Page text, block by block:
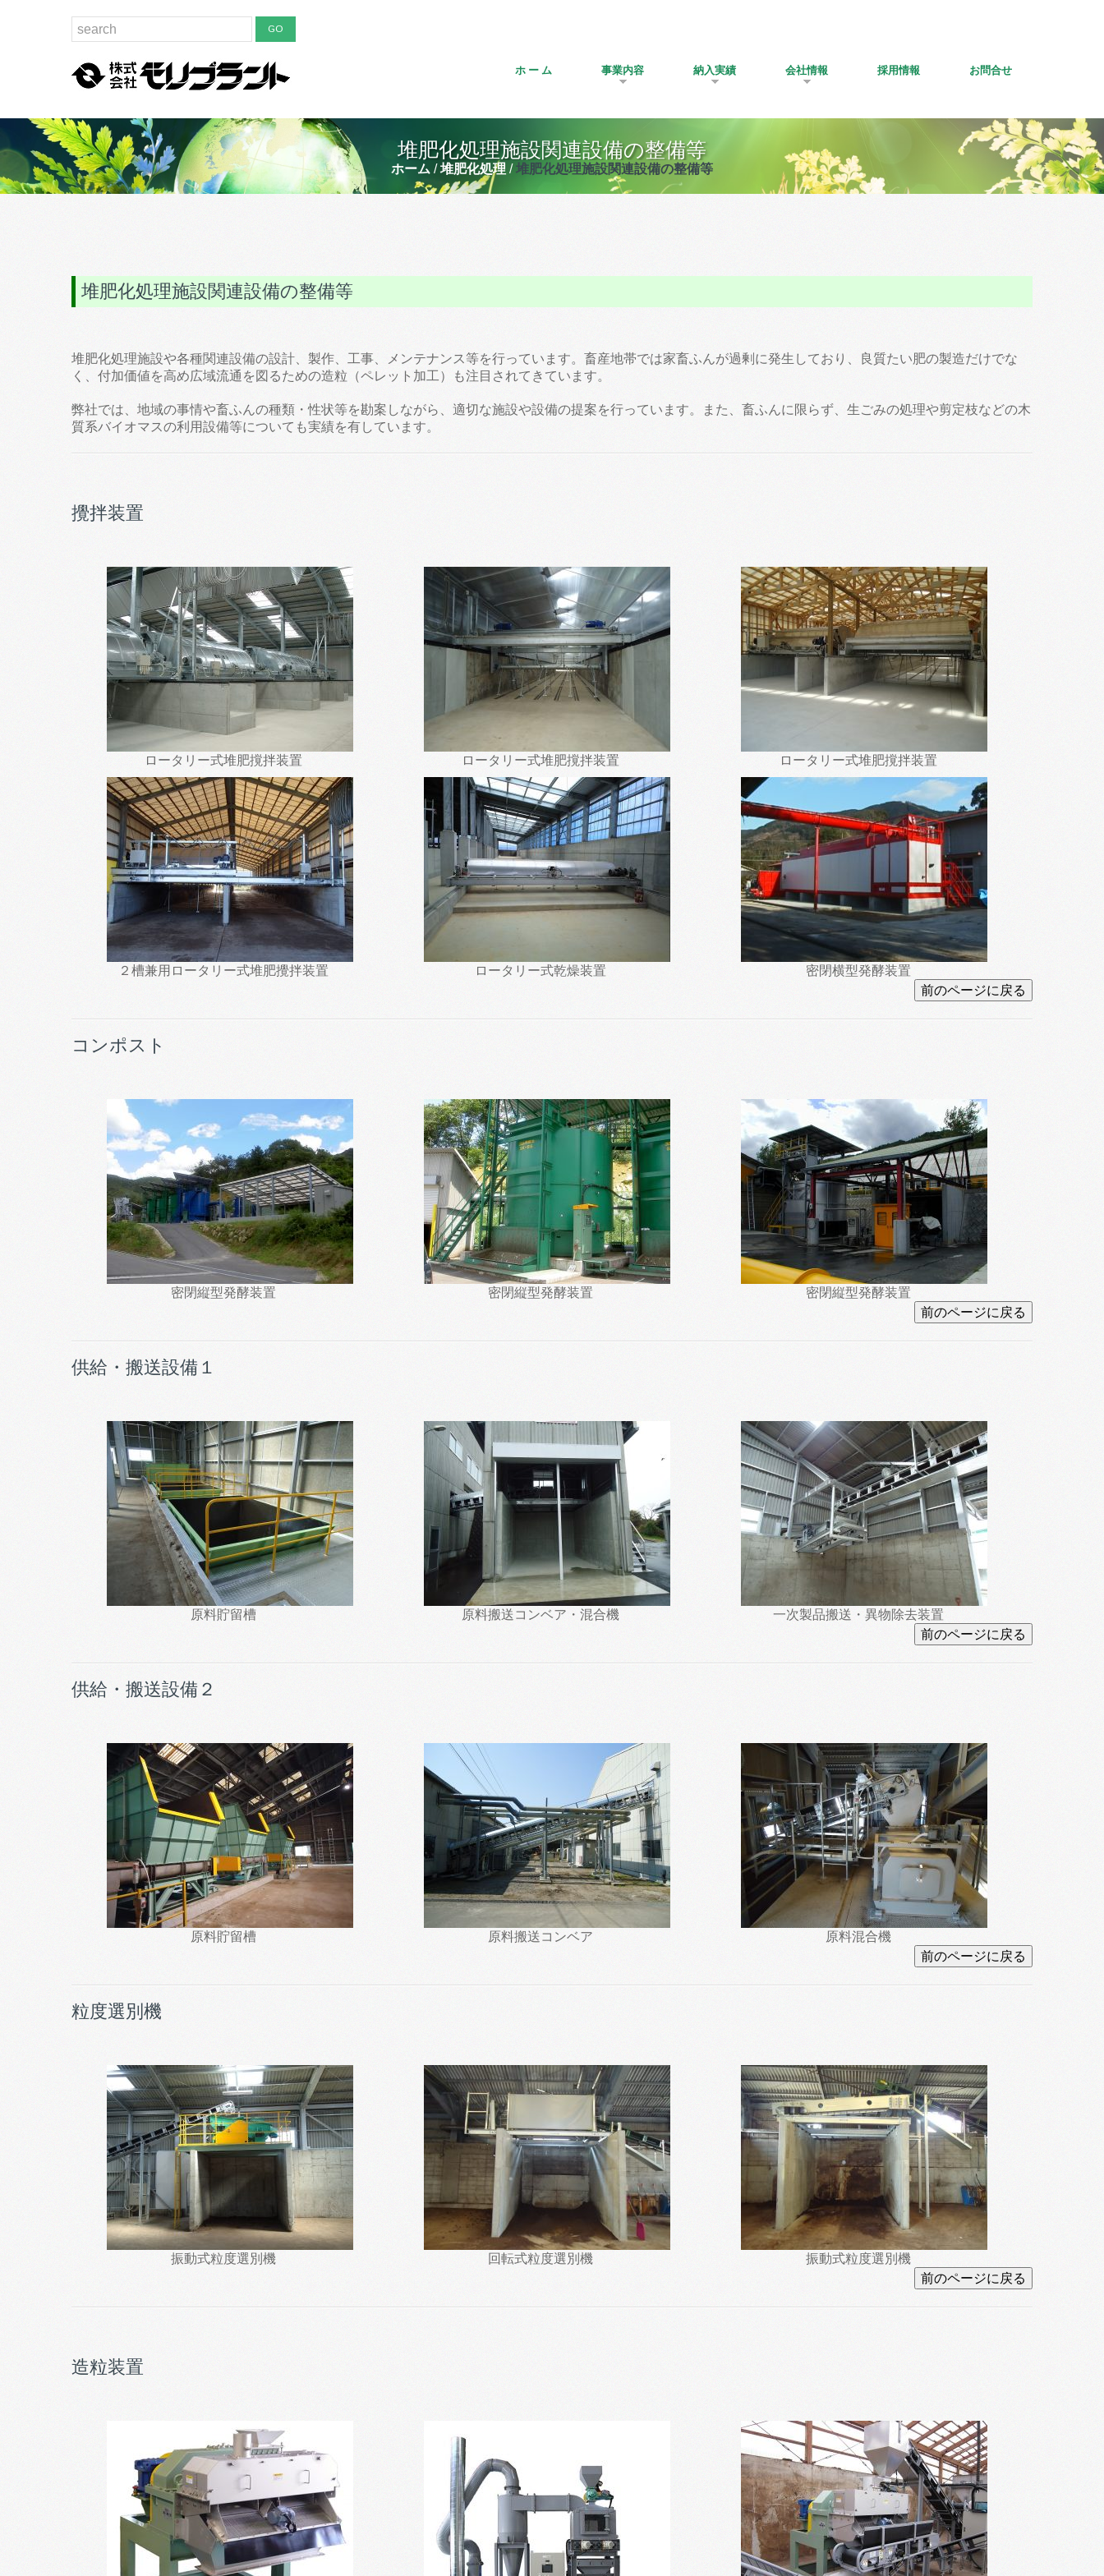
ホ ー ム 事業内容 納入実績 会社情報 採用情報 お問合せ
堆肥化処理施設関連設備の整備等
ホーム 堆肥化処理 堆肥化処理施設関連設備の整備等
堆肥化処理施設関連設備の整備等
堆肥化処理施設や各種関連設備の設計、製作、工事、メンテナンス等を行っています。畜産地帯では家畜ふんが過剰に発生しており、良質たい肥の製造だけでな
く、付加価値を高め広域流通を図るための造粒（ペレット加工）も注目されてきています。
弊社では、地域の事情や畜ふんの種類・性状等を勘案しながら、適切な施設や設備の提案を行っています。また、畜ふんに限らず、生ごみの処理や剪定枝などの木
質系バイオマスの利用設備等についても実績を有しています。
攪拌装置
ロータリー式堆肥撹拌装置 ロータリー式堆肥撹拌装置 ロータリー式堆肥撹拌装置
２槽兼用ロータリー式堆肥攪拌装置 ロータリー式乾燥装置 密閉横型発酵装置
コンポスト
密閉縦型発酵装置 密閉縦型発酵装置 密閉縦型発酵装置
供給・搬送設備１
原料貯留槽 原料搬送コンベア・混合機 一次製品搬送・異物除去装置
供給・搬送設備２
原料貯留槽 原料搬送コンベア 原料混合機
粒度選別機
振動式粒度選別機 回転式粒度選別機 振動式粒度選別機
造粒装置